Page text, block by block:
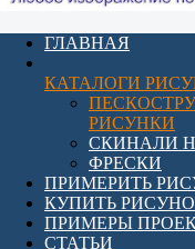
ГЛАВНАЯ
КАТАЛОГИ
РИСУНКИ
СКИНАЛИ
ФРЕСКИ
ПРИМЕРИТЬ
КУПИТЬ
ПРИМЕРЫ
СТАТЬИ